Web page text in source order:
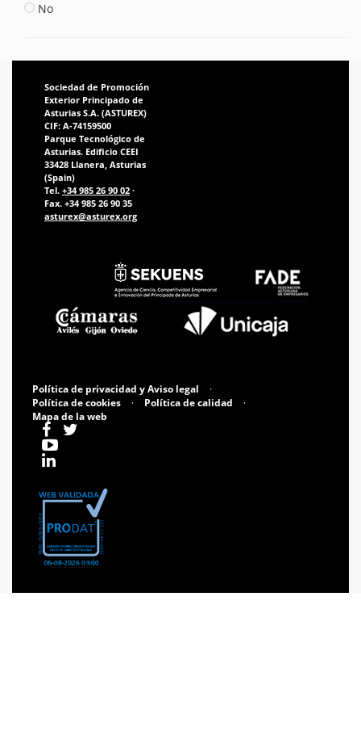
No
Sociedad de Promoción
Exterior Principado de
Asturias S.A. (ASTUREX)
CIF: A-74159500
Parque Tecnológico de
Asturias. Edificio CEEI
33428 Llanera, Asturias
(Spain)
Tel. +34 985 26 90 02 ·
Fax. +34 985 26 90 35
asturex@asturex.org
Política de privacidad y Aviso legal
·
Política de cookies
· Política de calidad
·
Mapa de la web